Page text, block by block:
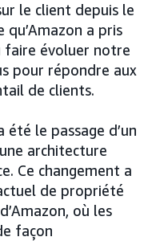
le client depuis le
a pris
faire évoluer notre
pour répondre aux
de clients.
le passage d’un
architecture
Ce changement a
de propriété
où les
façon